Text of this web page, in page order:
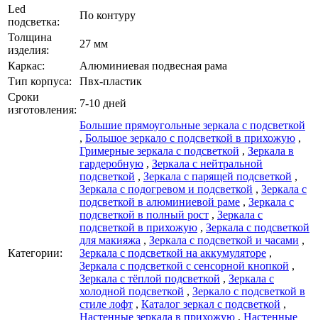
Led
подсветка:
По контуру
Толщина
изделия:
27 мм
Каркаc:
Алюминиевая подвесная рама
Тип корпуса:
Пвх-пластик
Сроки
изготовления:
7-10 дней
Категории:
Большие прямоугольные зеркала с подсветкой
, Большое зеркало с подсветкой в прихожую ,
Гримерные зеркала с подсветкой , Зеркала в
гардеробную , Зеркала с нейтральной
подсветкой , Зеркала с парящей подсветкой ,
Зеркала с подогревом и подсветкой , Зеркала с
подсветкой в алюминиевой раме , Зеркала с
подсветкой в полный рост , Зеркала с
подсветкой в прихожую , Зеркала с подсветкой
для макияжа , Зеркала с подсветкой и часами ,
Зеркала с подсветкой на аккумуляторе ,
Зеркала с подсветкой с сенсорной кнопкой ,
Зеркала с тёплой подсветкой , Зеркала с
холодной подсветкой , Зеркало с подсветкой в
стиле лофт , Каталог зеркал c подсветкой ,
Настенные зеркала в прихожую , Настенные